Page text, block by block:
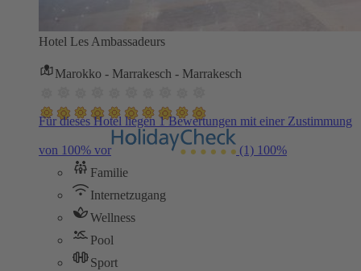
Hotel Les Ambassadeurs
Marokko - Marrakesch - Marrakesch
Für dieses Hotel liegen 1 Bewertungen mit einer Zustimmung
von 100% vor (1) 100%
Familie
Internetzugang
Wellness
Pool
Sport